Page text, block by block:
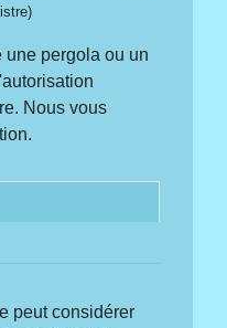
une pergola ou un
Nous vous
peut considérer